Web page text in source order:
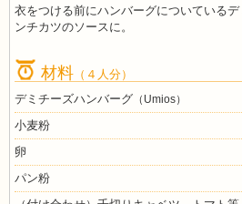
衣をつける前にハンバーグについている
ンチカツのソースに。
材料（４人分）
デミチーズハンバーグ （Umios）
小麦粉
卵
パン粉